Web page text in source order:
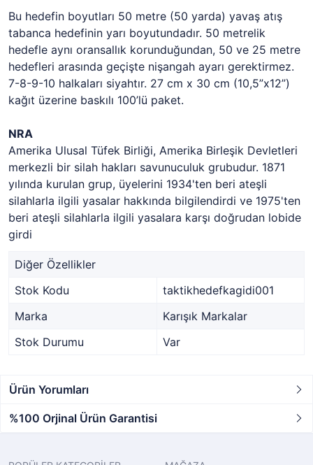
Bu hedefin boyutları 50 metre (50 yarda) yavaş atış
tabanca hedefinin yarı boyutundadır. 50 metrelik
hedefle aynı oransallık korunduğundan, 50 ve 25 metre
hedefleri arasında geçişte nişangah ayarı gerektirmez.
7-8-9-10 halkaları siyahtır. 27 cm x 30 cm (10,5”x12”)
kağıt üzerine baskılı 100’lü paket.
NRA
Amerika Ulusal Tüfek Birliği, Amerika Birleşik Devletleri
merkezli bir silah hakları savunuculuk grubudur. 1871
yılında kurulan grup, üyelerini 1934'ten beri ateşli
silahlarla ilgili yasalar hakkında bilgilendirdi ve 1975'ten
beri ateşli silahlarla ilgili yasalara karşı doğrudan lobide
girdi
Diğer Özellikler
Stok Kodu
taktikhedefkagidi001
Marka
Karışık Markalar
Stok Durumu
Var
Ürün Yorumları
%100 Orjinal Ürün Garantisi